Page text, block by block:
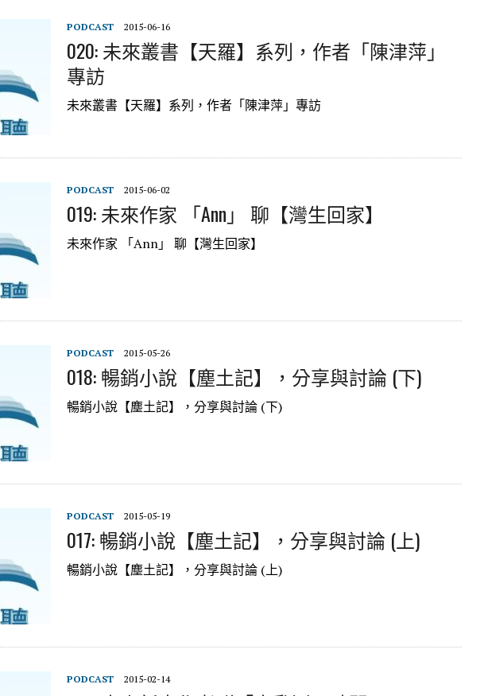
PODCAST 2015-06-16
020: 未來叢書【天羅】系列，作者「陳津萍」
專訪
未來叢書【天羅】系列，作者「陳津萍」專訪
PODCAST 2015-06-02
019: 未來作家 「Ann」 聊【灣生回家】
未來作家 「Ann」 聊【灣生回家】
PODCAST 2015-05-26
018: 暢銷小說【塵土記】，分享與討論 (下)
暢銷小說【塵土記】，分享與討論 (下)
PODCAST 2015-05-19
017: 暢銷小說【塵土記】，分享與討論 (上)
暢銷小說【塵土記】，分享與討論 (上)
PODCAST 2015-02-14